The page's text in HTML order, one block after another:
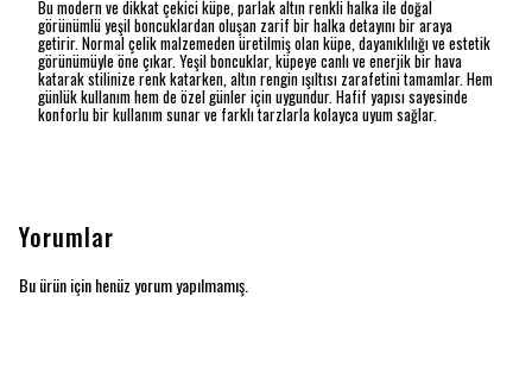
Bu modern ve dikkat çekici küpe, parlak altın renkli halka ile doğal
görünümlü yeşil boncuklardan oluşan zarif bir halka detayını bir araya
getirir. Normal çelik malzemeden üretilmiş olan küpe, dayanıklılığı ve estetik
görünümüyle öne çıkar. Yeşil boncuklar, küpeye canlı ve enerjik bir hava
katarak stilinize renk katarken, altın rengin ışıltısı zarafetini tamamlar. Hem
günlük kullanım hem de özel günler için uygundur. Hafif yapısı sayesinde
konforlu bir kullanım sunar ve farklı tarzlarla kolayca uyum sağlar.
Yorumlar
Bu ürün için henüz yorum yapılmamış.